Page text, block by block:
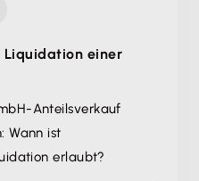
Liquidation einer
Anteilsverkauf
Wann ist
erlaubt?